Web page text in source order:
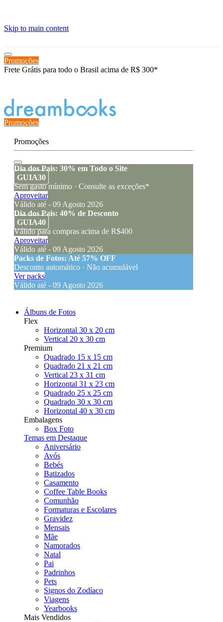
Skip to main content
Promoções
Frete Grátis para todo o Brasil acima de R$ 300*
Promoções
Promoções
Dia dos Pais: 30% em Todo o Site
GUIA30
Sem gasto mínimo · Consulte as exceções*
Aproveitar
Válido até - 09 Agosto 2026
Dia dos Pais: 40% de Desconto
GUIA40
Válido para compras acima de R$400
Aproveitar
Válido até - 09 Agosto 2026
Packs de Fotos: Até 57% OFF
Desconto automático · Não acumulável
Ver packs
Válido até - 09 Agosto 2026
Álbuns de Fotos
Flex
Horizontal 30 x 20 cm
Vertical 20 x 30 cm
Premium
Quadrado 15 x 15 cm
Quadrado 21 x 21 cm
Vertical 23 x 31 cm
Horizontal 31 x 23 cm
Quadrado 25 x 25 cm
Quadrado 30 x 30 cm
Horizontal 40 x 30 cm
Embalagens
Box Foto
Temas em Destaque
Aniversário
Avós
Bebés
Batizados
Casamento
Coffee Table Books
Comunhão
Formaturas e Escolares
Gravidez
Mensais
Mãe
Namorados
Natal
Pai
Padrinhos
Pets
Signos do Zodíaco
Viagens
Yearbooks
Mais Vendidos
≡